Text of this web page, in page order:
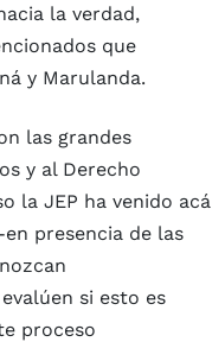
la verdad,
que
y Marulanda.
las grandes
y al Derecho
la JEP ha venido acá
presencia de las
si esto es
proceso